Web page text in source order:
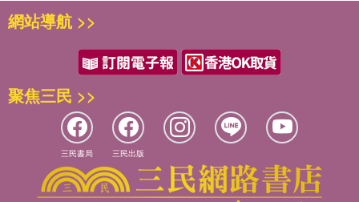
網站導航 >>
聚焦三民 >>
三民書局 三民出版